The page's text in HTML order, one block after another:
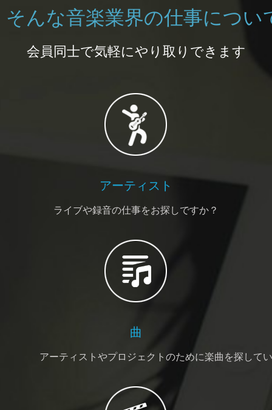
そんな音楽業界の仕事につい
会員同士で気軽にやり取りできます
アーティスト
ライブや録音の仕事をお探しですか？
曲
アーティストやプロジェクトのために楽曲を探して